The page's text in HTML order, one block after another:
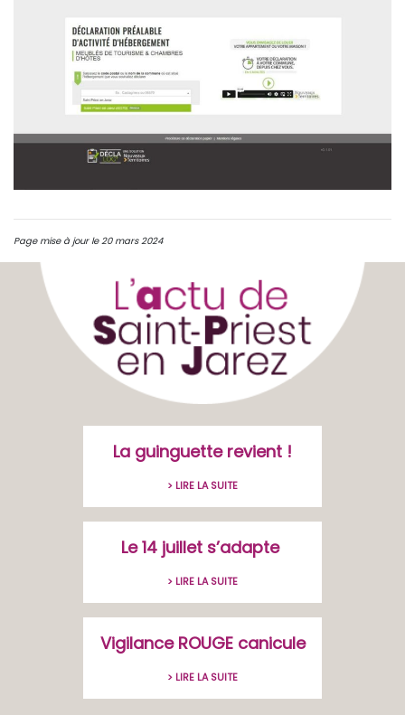
Page mise à jour le 20 mars 2024
La guinguette revient !
> LIRE LA SUITE
Le 14 juillet s’adapte
> LIRE LA SUITE
Vigilance ROUGE canicule
> LIRE LA SUITE